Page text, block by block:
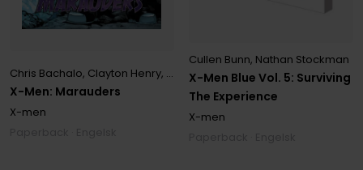
X-Men: Marauders
Chris Bachalo, Clayton Henry, Mike Carey
X-men
X-Men Blue Vol. 5: Surviving
The Experience
Cullen Bunn, Nathan Stockman
X-men